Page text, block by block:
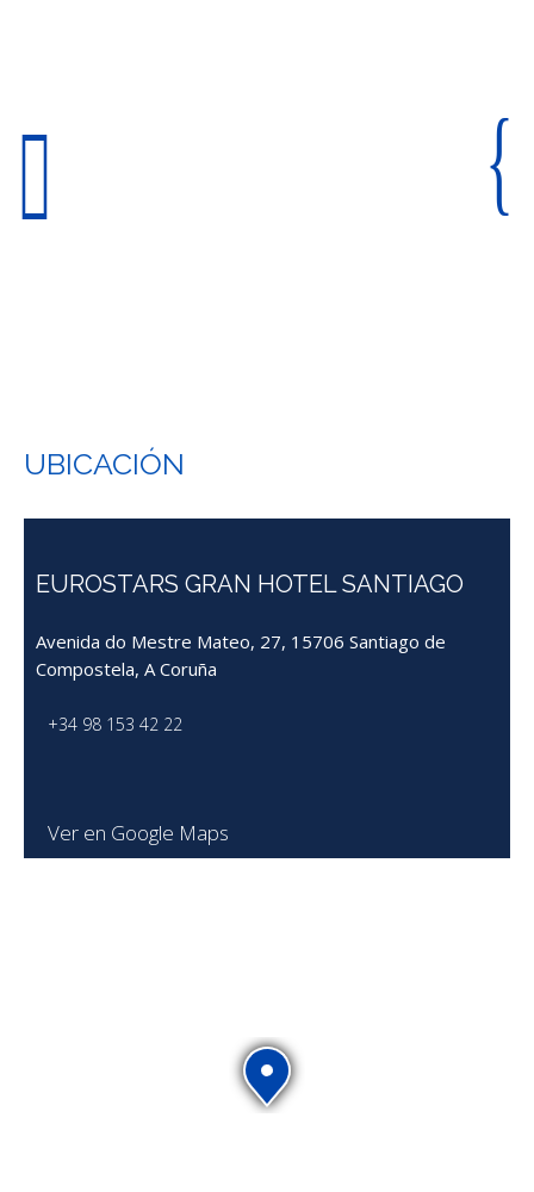
UBICACIÓN
EUROSTARS GRAN HOTEL SANTIAGO
Avenida do Mestre Mateo, 27, 15706 Santiago de
Compostela, A Coruña
+34 98 153 42 22
Ver en Google Maps